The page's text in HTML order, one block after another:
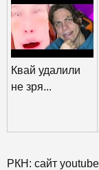
Квай удалили
не зря...
РКН: сайт